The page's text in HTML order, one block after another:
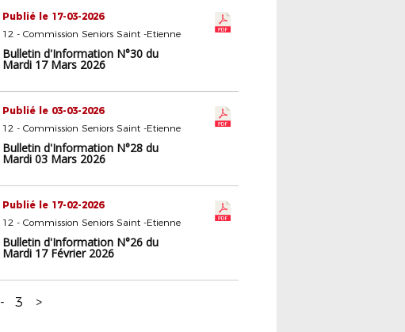
Publié le 17-03-2026
12 - Commission Seniors Saint -Etienne
Bulletin d'Information N°30 du
Mardi 17 Mars 2026
Publié le 03-03-2026
12 - Commission Seniors Saint -Etienne
Bulletin d'Information N°28 du
Mardi 03 Mars 2026
Publié le 17-02-2026
12 - Commission Seniors Saint -Etienne
Bulletin d'Information N°26 du
Mardi 17 Février 2026
- 3 >